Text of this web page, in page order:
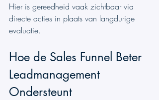
Hier is gereedheid vaak zichtbaar via
directe acties in plaats van langdurige
evaluatie.
Hoe de Sales Funnel Beter
Leadmanagement
Ondersteunt